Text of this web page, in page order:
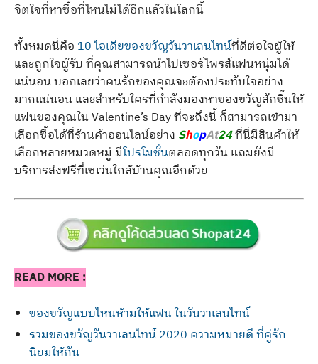
จิตใจที่หาซื้อที่ไหนไม่ได้อีกแล้วในโลกนี้
ทั้งหมดนี่คือ 10 ไอเดียของขวัญวันวาเลนไทน์ที่ดีต่อใจผู้ให้
และถูกใจผู้รับ ที่คุณสามารถนำไปเซอร์ไพรส์แฟนหนุ่มได้
แน่นอน บอกเลยว่าคนรักของคุณจะต้องประทับใจอย่าง
มากแน่นอน และสำหรับใครที่กำลังมองหาของขวัญสักชิ้นให้
แฟนของคุณใน Valentine’s Day ที่จะถึงนี้ ก็สามารถเข้ามา
เลือกซื้อได้ที่ร้านค้าออนไลน์อย่าง ShopAt24ที่นี่มีสินค้าให้
เลือกหลายหมวดหมู่ มีโปรโมชั่นตลอดทุกวัน แถมยังมี
บริการส่งฟรีที่เซเว่นใกล้บ้านคุณอีกด้วย
READ MORE :
ของขวัญแบบไหนห้ามให้แฟน ในวันวาเลนไทน์
รวมของขวัญวันวาเลนไทน์ 2020 ความหมายดี ที่คู่รัก
นิยมให้กัน